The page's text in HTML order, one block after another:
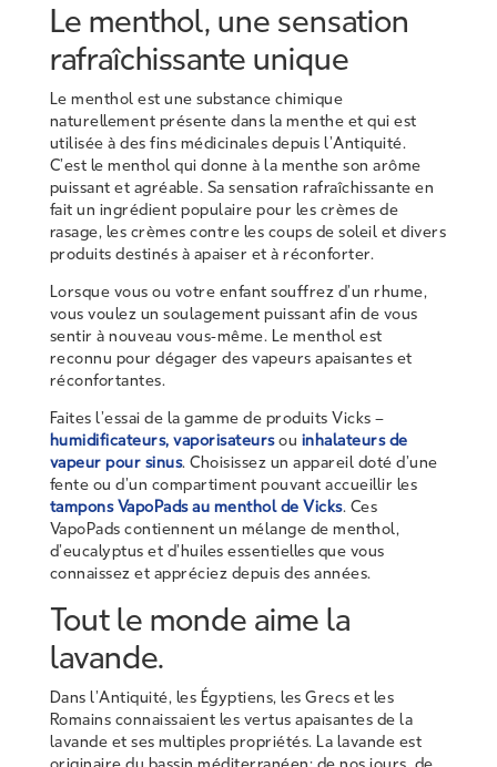
Le menthol, une sensation
rafraîchissante unique
Le menthol est une substance chimique
naturellement présente dans la menthe et qui est
utilisée à des fins médicinales depuis l’Antiquité.
C’est le menthol qui donne à la menthe son arôme
puissant et agréable. Sa sensation rafraîchissante en
fait un ingrédient populaire pour les crèmes de
rasage, les crèmes contre les coups de soleil et divers
produits destinés à apaiser et à réconforter.
Lorsque vous ou votre enfant souffrez d’un rhume,
vous voulez un soulagement puissant afin de vous
sentir à nouveau vous-même. Le menthol est
reconnu pour dégager des vapeurs apaisantes et
réconfortantes.
Faites l’essai de la gamme de produits Vicks –
humidificateurs, vaporisateursou inhalateurs de
vapeur pour sinus. Choisissez un appareil doté d’une
fente ou d’un compartiment pouvant accueillir les
tampons VapoPads au menthol de Vicks. Ces
VapoPads contiennent un mélange de menthol,
d’eucalyptus et d’huiles essentielles que vous
connaissez et appréciez depuis des années.
Tout le monde aime la
lavande.
Dans l’Antiquité, les Égyptiens, les Grecs et les
Romains connaissaient les vertus apaisantes de la
lavande et ses multiples propriétés. La lavande est